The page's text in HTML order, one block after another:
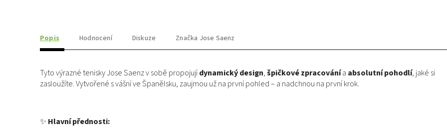
Popis Hodnocení Diskuze Značka Jose Saenz
Tyto výrazné tenisky Jose Saenz v sobě propojujídynamický design,špičkové zpracovánía absolutní pohodlí, jaké si
zasloužíte. Vytvořené s vášní ve Španělsku, zaujmou už na první pohled – a nadchnou na první krok.
✨ Hlavní přednosti: